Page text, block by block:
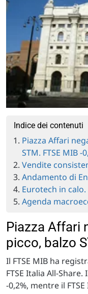
Indice dei contenuti
Piazza Affari
STM. FTSE MIB -
Vendite
Andamento di
Eurotech in calo.
Agenda
Piazza Affari
picco, balzo
Il FTSE MIB ha
FTSE Italia All-
-0,2%, mentre il